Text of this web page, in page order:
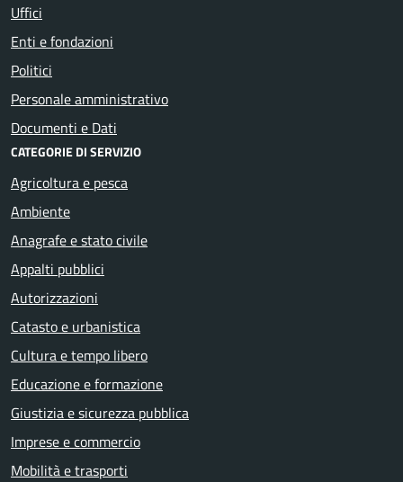
Uffici
Enti e fondazioni
Politici
Personale amministrativo
Documenti e Dati
CATEGORIE DI SERVIZIO
Agricoltura e pesca
Ambiente
Anagrafe e stato civile
Appalti pubblici
Autorizzazioni
Catasto e urbanistica
Cultura e tempo libero
Educazione e formazione
Giustizia e sicurezza pubblica
Imprese e commercio
Mobilità e trasporti